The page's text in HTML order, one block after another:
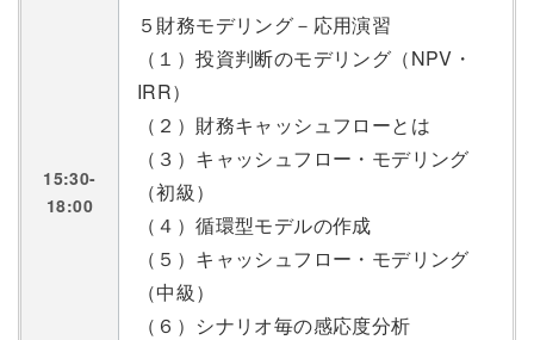
15:30-
18:00
５財務モデリング－応用演習
（１）投資判断のモデリング（NPV・
IRR）
（２）財務キャッシュフローとは
（３）キャッシュフロー・モデリング
（初級）
（４）循環型モデルの作成
（５）キャッシュフロー・モデリング
（中級）
（６）シナリオ毎の感応度分析